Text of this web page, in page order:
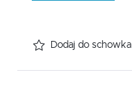
Dodaj do schowka